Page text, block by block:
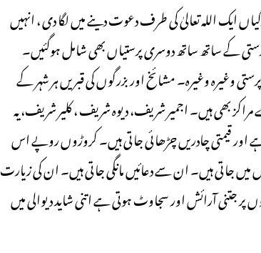
ایک اللہ تعالیٰ کی طرف دعوت دینے میں لگا دی ، انہیں
کے ساتھ ساتھ دوسری پرستیاں بھی شامل ہوگئیں۔
وغیرہ وغیرہ۔ مشائخ اور بزرگوں کی قبریں ہر شہر کے
بھی ہیں۔ اجمیر شریف، دیوہ شریف ، کلیر شریف، یہ
قیمتی چادریں چڑھائی جاتی ہیں۔ کروڑوں روپے اس
جاتی ہیں۔ ان سے دعائیں مانگی جاتی ہیں۔ ان کی زیارت
جتنی آرائش اور سجاوٹ ہوتی ہے اتنی شاید دیوالی میں